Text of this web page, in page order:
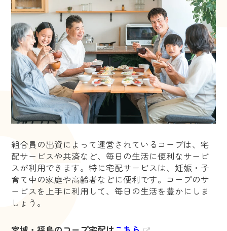
組合員の出資によって運営されているコープは、宅
配サービスや共済など、毎日の生活に便利なサービ
スが利用できます。特に宅配サービスは、妊娠・子
育て中の家庭や高齢者などに便利です。コープのサ
ービスを上手に利用して、毎日の生活を豊かにしま
しょう。